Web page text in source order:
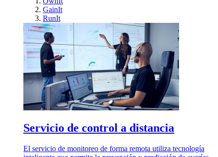
GainIt
RunIt
Servicio de control a distancia
El servicio de monitoreo de forma remota utiliza tecnología